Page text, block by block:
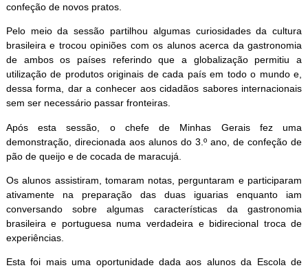
confeção de novos pratos.
Pelo meio da sessão partilhou algumas curiosidades da cultura
brasileira e trocou opiniões com os alunos acerca da gastronomia
de ambos os países referindo que a globalização permitiu a
utilização de produtos originais de cada país em todo o mundo e,
dessa forma, dar a conhecer aos cidadãos sabores internacionais
sem ser necessário passar fronteiras.
Após esta sessão, o chefe de Minhas Gerais fez uma
demonstração, direcionada aos alunos do 3.º ano, de confeção de
pão de queijo e de cocada de maracujá.
Os alunos assistiram, tomaram notas, perguntaram e participaram
ativamente na preparação das duas iguarias enquanto iam
conversando sobre algumas características da gastronomia
brasileira e portuguesa numa verdadeira e bidirecional troca de
experiências.
Esta foi mais uma oportunidade dada aos alunos da Escola de